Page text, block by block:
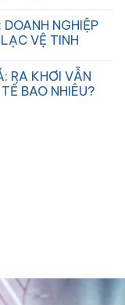
NGHIỆP
VỆ TINH
RA KHƠI VẪN
BAO NHIÊU?